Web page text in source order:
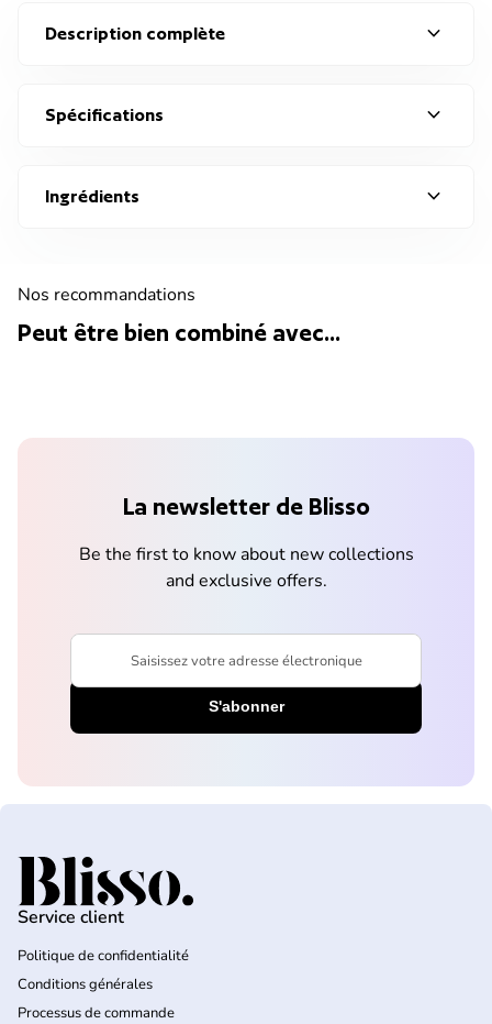
Description complète expand_more
Spécifications expand_more
Ingrédients expand_more
Nos recommandations
Peut être bien combiné avec...
La newsletter de Blisso
Be the first to know about new collections
and exclusive offers.
Saisissez votre adresse électronique
Accueil
Service client
Politique de confidentialité
Conditions générales
Processus de commande